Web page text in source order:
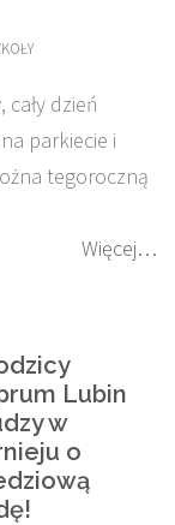
dzień
parkiecie i
tegoroczną
Więcej…
Lubin
w
o